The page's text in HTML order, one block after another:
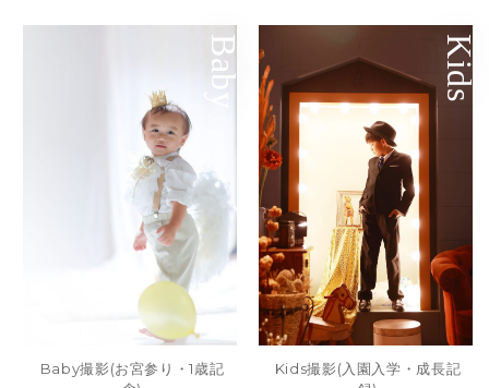
Baby
Baby撮影(お宮参り・1歳記
Kids
Kids撮影(入園入学・成長記